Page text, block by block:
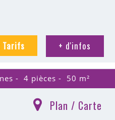
+ d'infos
Tarifs
4 pièces 50 m²
Plan / Carte